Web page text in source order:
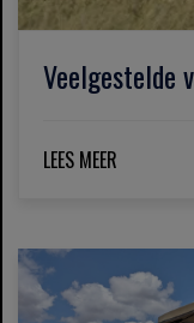
Veelgestelde
LEES MEER